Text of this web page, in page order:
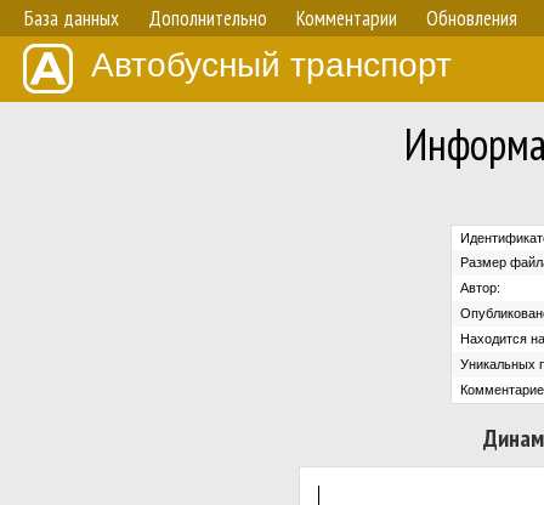
База данных Дополнительно Комментарии Обновления
Автобусный транспорт
Размер
Автор:
Находится
Уникальных